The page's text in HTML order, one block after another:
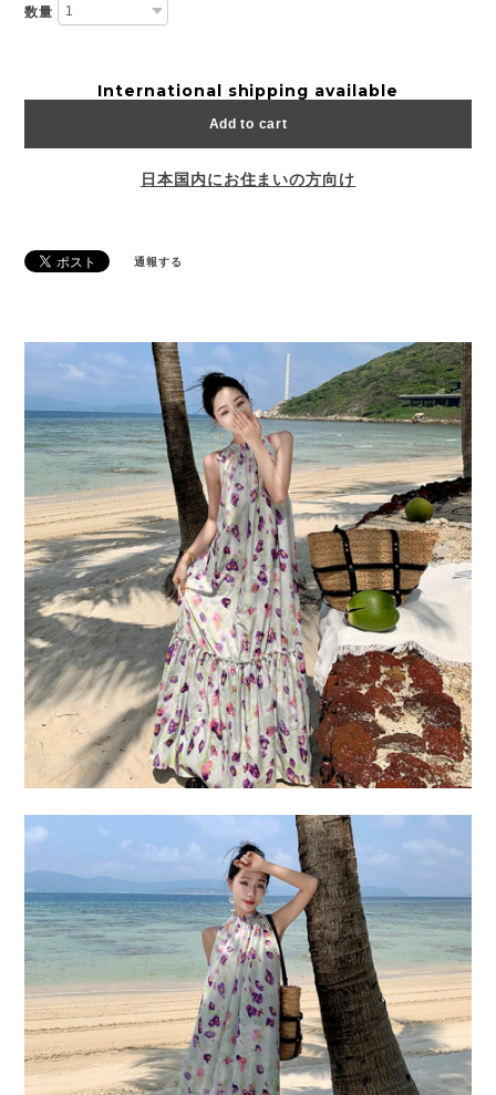
数量
International shipping available
Add to cart
日本国内にお住まいの方向け
通報する